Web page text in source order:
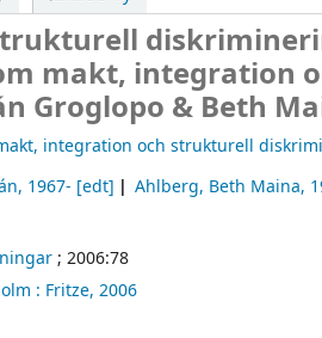
makt, integration
Groglopo & Beth
integration och strukturell
, 1967- [edt] Ahlberg, Beth Maina,
; 2006:78
: Fritze, 2006